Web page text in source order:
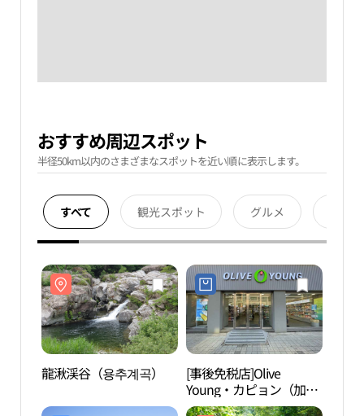
おすすめ周辺スポット
半径50km以内のさまざまなスポットを近い順に表示します。
すべて 観光スポット グルメ
龍湫渓谷（용추계곡）
[事後免税店]Olive
Young・カピョン（加
平）店(올리브영 가평점)